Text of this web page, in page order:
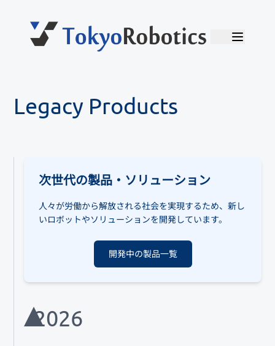
Legacy Products
次世代の製品・ソリューション
人々が労働から解放される社会を実現するため、新し
いロボットやソリューションを開発しています。
開発中の製品一覧
2026